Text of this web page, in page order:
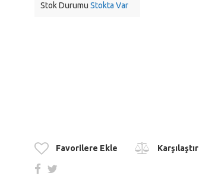
Stok Durumu Stokta Var
Favorilere Ekle Karşılaştır